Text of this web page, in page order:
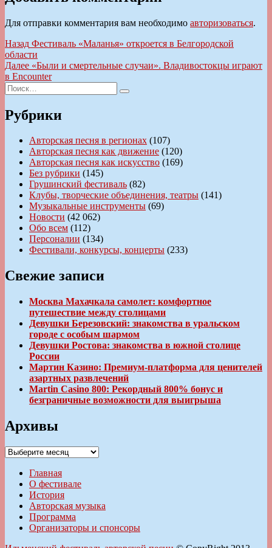
Для отправки комментария вам необходимо авторизоваться.
Навигация
по
записям
Назад Предыдущая
запись:
Фестиваль «Маланья» откроется в Белгородской
области
Далее Следующая
запись:
«Были и смертельные случаи». Владивостокцы играют
в Encounter
Искать:
Поиск
Рубрики
Авторская песня в регионах (107)
Авторская песня как движение (120)
Авторская песня как искусство (169)
Без рубрики (145)
Грушинский фестиваль (82)
Клубы, творческие объединения, театры (141)
Музыкальные инструменты (69)
Новости (42 062)
Обо всем (112)
Персоналии (134)
Фестивали, конкурсы, концерты (233)
Свежие записи
Москва Махачкала самолет: комфортное
путешествие между столицами
Девушки Березовский: знакомства в уральском
городе с особым шармом
Девушки Ростова: знакомства в южной столице
России
Мартин Казино: Премиум-платформа для ценителей
азартных развлечений
Martin Casino 800: Рекордный 800% бонус и
безграничные возможности для выигрыша
Архивы
Архивы
Главная
О фестивале
История
Авторская музыка
Программа
Организаторы и спонсоры